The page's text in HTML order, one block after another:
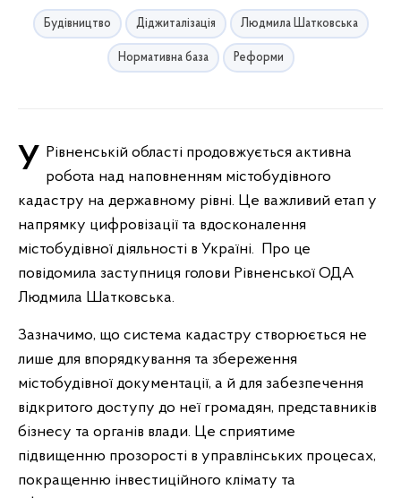
Будівництво Діджиталізація Людмила Шатковська
Нормативна база Реформи
У Рівненській області продовжується активна робота над наповненням містобудівного
кадастру на державному рівні. Це важливий етап у
напрямку цифровізації та вдосконалення
містобудівної діяльності в Україні. Про це
повідомила заступниця голови Рівненської ОДА
Людмила Шатковська.
Зазначимо, що система кадастру створюється не
лише для впорядкування та збереження
містобудівної документації, а й для забезпечення
відкритого доступу до неї громадян, представників
бізнесу та органів влади. Це сприятиме
підвищенню прозорості в управлінських процесах,
покращенню інвестиційного клімату та